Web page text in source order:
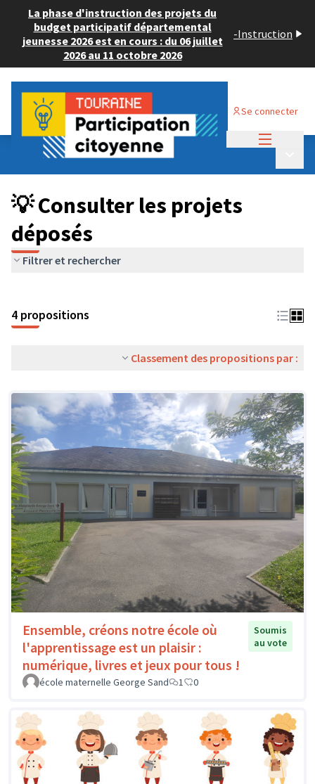
La phase d'instruction des projets du
budget participatif départemental
jeunesse 2026 est en cours : du 06 juillet
2026 au 11 octobre 2026
-Instruction
Se connecter
Budget Participatif JEUNESSE 2024
💡 Consulter les projets déposés
💡 Consulter les projets
déposés
Filtrer et rechercher
4 propositions
Classement des propositions par :
Ensemble, créons notre école où
l'apprentissage est un plaisir :
numérique, livres et jeux pour tous !
Soumis
au vote
école maternelle George Sand 1 0